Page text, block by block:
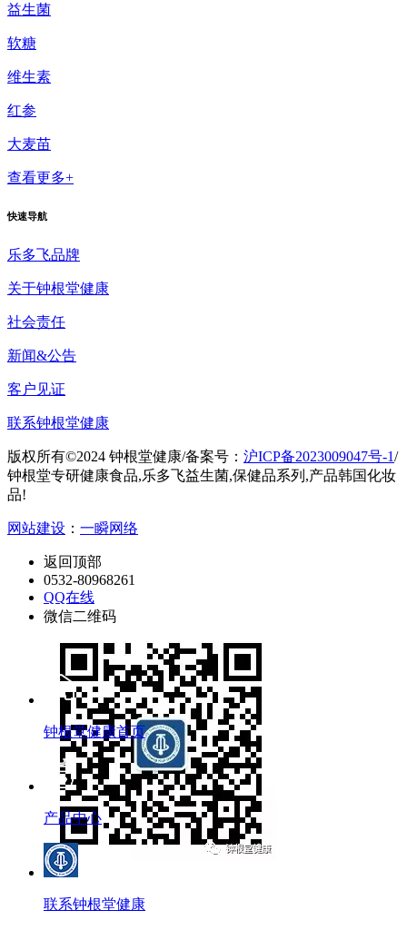
益生菌
软糖
维生素
红参
大麦苗
查看更多+
快速导航
乐多飞品牌
关于钟根堂健康
社会责任
新闻&公告
客户见证
联系钟根堂健康
版权所有©2024 钟根堂健康/备案号： 沪ICP备2023009047号-1/
钟根堂专研健康食品,乐多飞益生菌,保健品系列,产品韩国化妆
品!
网站建设 ： 一瞬网络
返回顶部
0532-80968261
QQ在线
微信二维码
钟根堂健康首页
产品中心
联系钟根堂健康